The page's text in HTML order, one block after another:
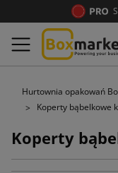
Hurtownia opakowań
Koperty bąbelkowe
Koperty